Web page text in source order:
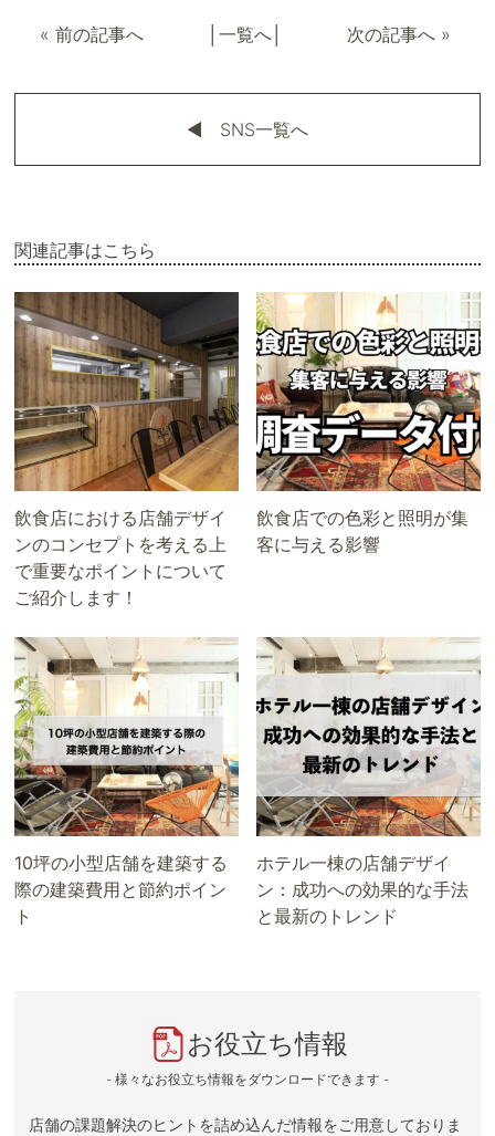
« 前の記事へ 一覧へ│ 次の記事へ»
◀︎ SNS一覧へ
関連記事はこちら
飲食店における店舗デザイ
ンのコンセプトを考える上
で重要なポイントについて
ご紹介します！
飲食店での色彩と照明が集
客に与える影響
10坪の小型店舗を建築する
際の建築費用と節約ポイン
ト
ホテル一棟の店舗デザイ
ン：成功への効果的な手法
と最新のトレンド
お役立ち情報
- 様々なお役立ち情報をダウンロードできます -
店舗の課題解決のヒントを詰め込んだ情報をご用意しておりま